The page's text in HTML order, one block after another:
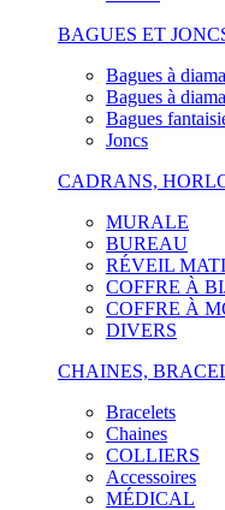
BAGUES ET
Bagues à
Bagues à
Bagues
Joncs
CADRANS,
MURALE
BUREAU
RÉVEIL
COFFRE À
COFFRE À
DIVERS
CHAINES,
Bracelets
Chaines
COLLIERS
Accessoires
MÉDICAL